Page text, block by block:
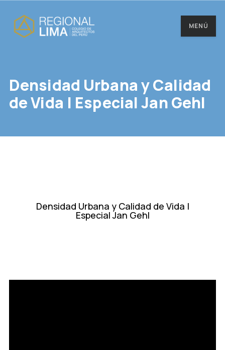
MENÚ
Densidad Urbana y Calidad
de Vida | Especial Jan Gehl
Densidad Urbana y Calidad de Vida |
Especial Jan Gehl